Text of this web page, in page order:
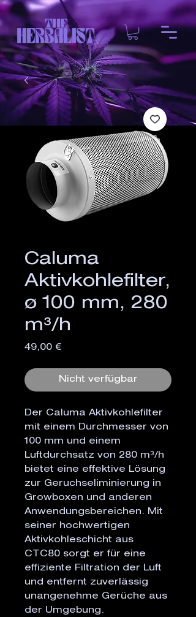
Caluma
Aktivkohlefilter,
ø 100 mm, 280
m³/h
49,00 €Preis
Nicht verfügbar
Der Caluma Aktivkohlefilter
mit einem Durchmesser von
100 mm und einem
Luftdurchsatz von 280 m³/h
bietet eine effektive Lösung
zur Geruchseliminierung in
Growboxen und anderen
Anwendungsbereichen. Mit
seiner hochwertigen
Aktivkohleschicht aus
CTC80 sorgt er für eine
effiziente Filtration der Luft
und entfernt zuverlässig
unangenehme Gerüche aus
der Umgebung.